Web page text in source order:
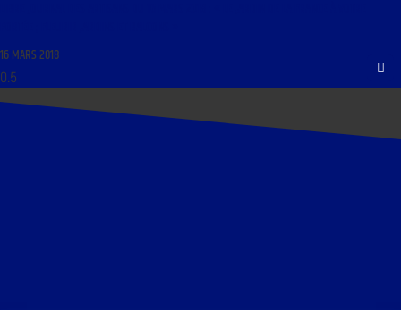
16 MARS 2018